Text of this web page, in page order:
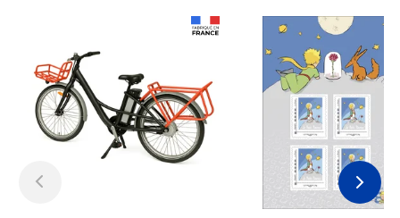
Prix 6,25€ HT